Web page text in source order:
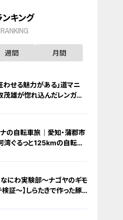
ンキング
RANKING
週間 月間
わせる魅力がある」道マニ
茂雄が惚れ込んだレンガの
の自転車旅｜愛知・蒲郡市
湾ぐるっと125kmの自転車
なにわ実験部～ナゴヤのギモ
検証～】しらたきで作った豚